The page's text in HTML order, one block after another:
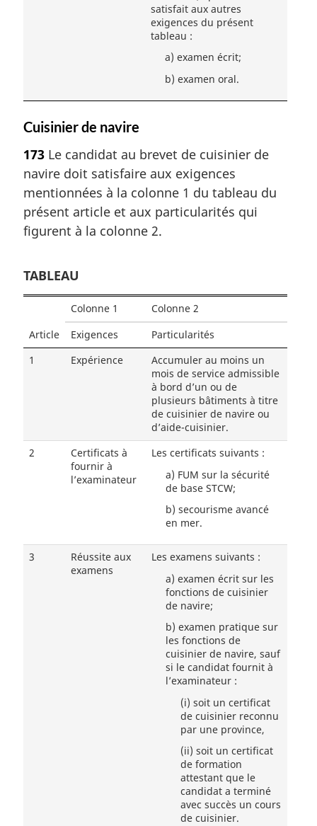
satisfait aux autres
exigences du présent
tableau :
a) examen écrit;
b) examen oral.
Cuisinier de navire
173 Le candidat au brevet de cuisinier de
navire doit satisfaire aux exigences
mentionnées à la colonne 1 du tableau du
présent article et aux particularités qui
figurent à la colonne 2.
TABLEAU
Article
Colonne 1 Colonne 2
Exigences
Particularités
1
Expérience
Accumuler au moins un
mois de service admissible
à bord d’un ou de
plusieurs bâtiments à titre
de cuisinier de navire ou
d’aide-cuisinier.
2
Certificats à
fournir à
l’examinateur
Les certificats suivants :
a) FUM sur la sécurité
de base STCW;
b) secourisme avancé
en mer.
3
Réussite aux
examens
Les examens suivants :
a) examen écrit sur les
fonctions de cuisinier
de navire;
b) examen pratique sur
les fonctions de
cuisinier de navire, sauf
si le candidat fournit à
l’examinateur :
(i) soit un certificat
de cuisinier reconnu
par une province,
(ii) soit un certificat
de formation
attestant que le
candidat a terminé
avec succès un cours
de cuisinier.